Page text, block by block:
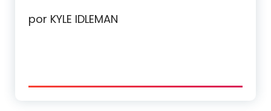
por KYLE IDLEMAN